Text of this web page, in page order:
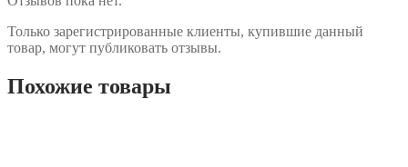
Только зарегистрированные клиенты, купившие данный
товар, могут публиковать отзывы.
Похожие товары